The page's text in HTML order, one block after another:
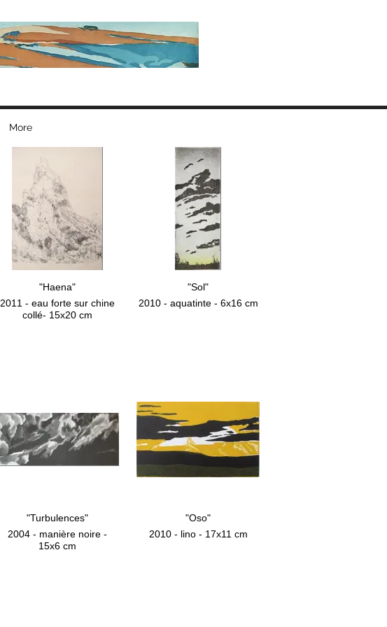
More
"Haena"
2011 - eau forte sur chine
collé- 15x20 cm
"Sol"
2010 - aquatinte - 6x16 cm
"Turbulences"
2004 - manière noire -
15x6 cm
"Oso"
2010 - lino - 17x11 cm